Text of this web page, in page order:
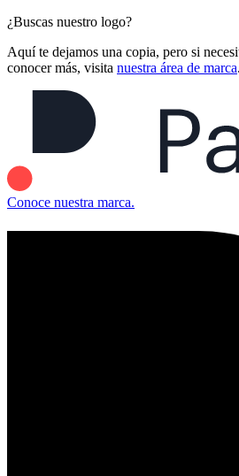
¿Buscas nuestro logo?
Aquí te dejamos una copia, pero si
conocer más, visita nuestra área de marca.
Conoce nuestra marca.